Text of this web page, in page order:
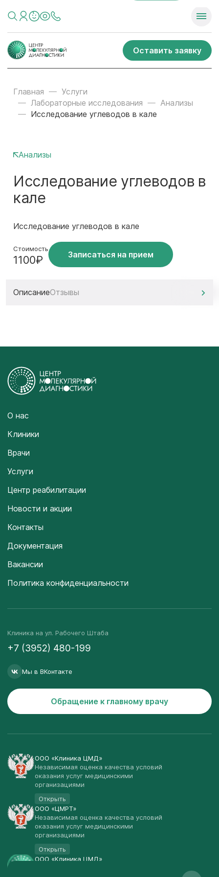
Оставить заявку
Главная
Услуги
Лабораторные исследования
Анализы
Исследование углеводов в кале
Анализы
Исследование углеводов в
кале
Исследование углеводов в кале
Стоимость
1100₽ Записаться на прием
ОписаниеОтзывы
О нас
Клиники
Врачи
Услуги
Центр реабилитации
Новости и акции
Контакты
Документация
Вакансии
Политика конфиденциальности
Клиника на ул. Рабочего Штаба
+7 (3952) 480-199
Мы в ВКонтакте
Обращение к главному врачу
ООО «Клиника ЦМД»
Независимая оценка качества условий
оказания услуг медицинскими
организациями
Открыть
ООО «ЦМРТ»
Независимая оценка качества условий
оказания услуг медицинскими
организациями
Открыть
ООО «Клиника ЦМД»